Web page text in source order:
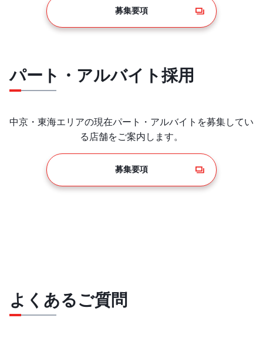
キャリア採用情報
募集要項
パート・アルバイト採用
中京・東海エリアの現在パート・アルバイトを募集してい
る店舗をご案内します。
パート・アルバイト採用情報
募集要項
よくあるご質問